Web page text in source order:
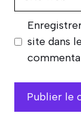
site dans